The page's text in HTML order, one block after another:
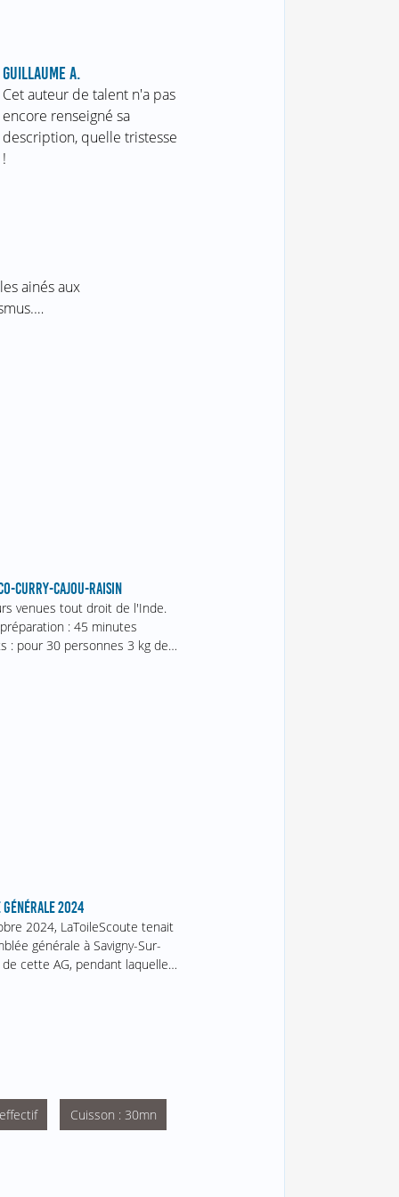
GUILLAUME A.
Cet auteur de talent n'a pas
encore renseigné sa
description, quelle tristesse
!
ainés aux
CURRY-CAJOU-RAISIN
venues tout droit de l'Inde.
: 45 minutes
: pour 30 personnes 3 kg de…
GÉNÉRALE 2024
2024, LaToileScoute tenait
générale à Savigny-Sur-
de cette AG, pendant laquelle…
Cuisson : 30mn